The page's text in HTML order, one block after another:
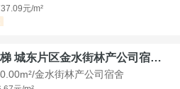
元/m²
已安装电梯 城东片区金水街林产公司宿舍套三可看江景
金水街林产公司宿舍